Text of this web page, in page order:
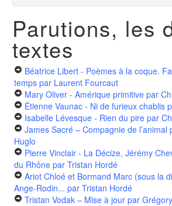
Parutions, les
textes
Béatrice Libert - Poèmes à la coque.
temps par Laurent Fourcaut
Mary Oliver - Amérique primitive par
Étienne Vaunac - Ni de furieux chablis
Isabelle Lévesque - Rien du pire par
James Sacré – Compagnie de l’animal
Huglo
Pierre Vinclair - La Décize, Jérémy
du Rhône par Tristan Hordé
Ariot Chloé et Bormand Marc (sous la
Ange-Rodin... par Tristan Hordé
Tristan Vodak – Mise à jour par